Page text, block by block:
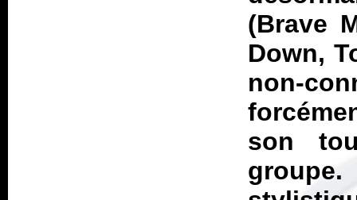
(Brave
Down,
non-
son